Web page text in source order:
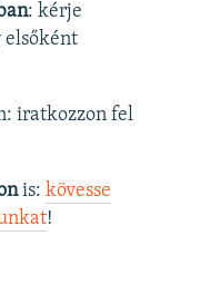
: kérje
elsőként
iratkozzon fel
is: kövesse
! ​